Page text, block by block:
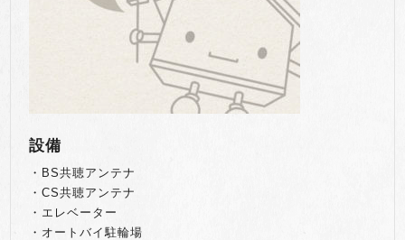
設備
・BS共聴アンテナ
・CS共聴アンテナ
・エレベーター
・オートバイ駐輪場